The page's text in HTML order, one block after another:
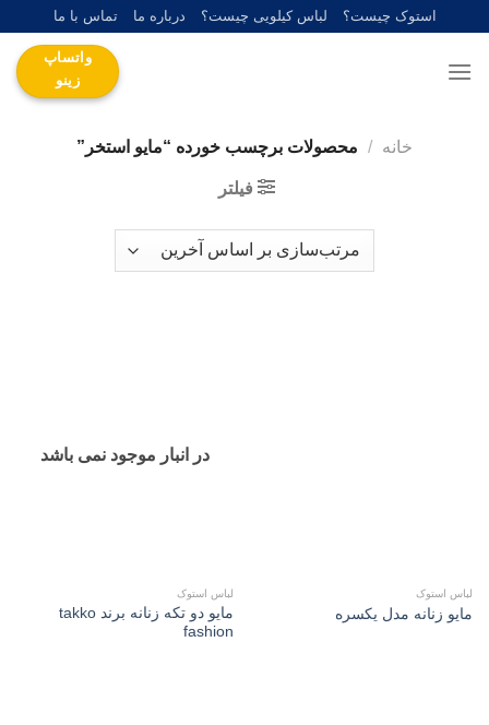
content
استوک چیست؟ لباس کیلویی چیست؟ درباره ما تماس با ما
واتساپ
زینو
خانه / محصولات برچسب خورده “مایو استخر”
فیلتر
لباس استوک
مایو زنانه مدل یکسره
در انبار موجود نمی باشد
لباس استوک
مایو دو تکه زنانه برند takko
fashion